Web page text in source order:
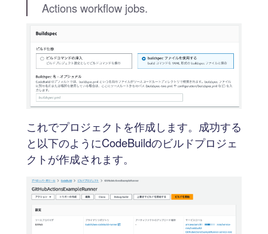
Actions workflow jobs.
これでプロジェクトを作成します。成功する
と以下のようにCodeBuildのビルドプロジェ
クトが作成されます。